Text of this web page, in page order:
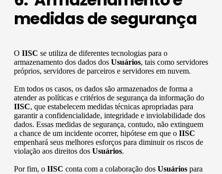
medidas de segurança
O IISC se utiliza de diferentes tecnologias para o
armazenamento dos dados dos Usuários, tais como servidores
próprios, servidores de parceiros e servidores em nuvem.
Em todos os casos, os dados são armazenados de forma a
atender as políticas e critérios de segurança da informação do
IISC, que estabelecem medidas técnicas apropriadas para
garantir a confidencialidade, integridade e inviolabilidade dos
dados. Essas medidas de segurança, contudo, não extinguem
a chance de um incidente ocorrer, hipótese em que o IISC
empenhará seus melhores esforços para diminuir os riscos de
violação aos direitos dos Usuários.
Por fim, o IISC conta com a colaboração dos Usuários para